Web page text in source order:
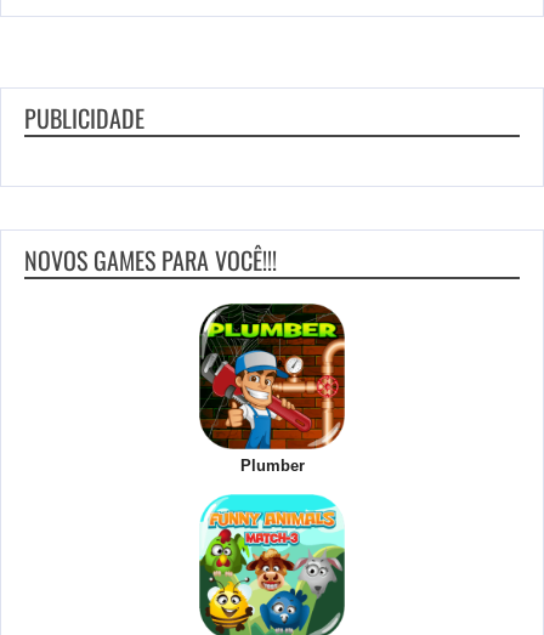
PUBLICIDADE
NOVOS GAMES PARA VOCÊ!!!
Plumber